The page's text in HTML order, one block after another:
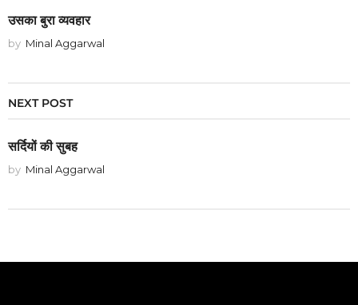
उसका बुरा व्यवहार
by Minal Aggarwal
NEXT POST
सर्दियों की सुबह
by Minal Aggarwal